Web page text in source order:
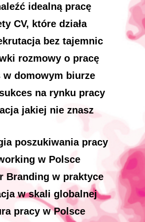
idealną pracę
CV, które działa
bez tajemnic
rozmowy o pracę
w domowym biurze
na rynku pracy
jakiej nie znasz
poszukiwania pracy
w Polsce
Branding w praktyce
w skali globalnej
pracy w Polsce